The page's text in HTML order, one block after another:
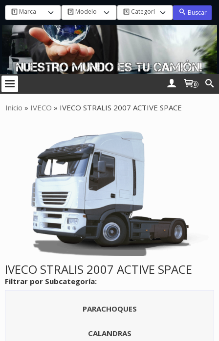
Buscar
0
Inicio » IVECO » IVECO STRALIS 2007 ACTIVE SPACE
IVECO STRALIS 2007 ACTIVE SPACE
Filtrar por Subcategoría:
PARACHOQUES
CALANDRAS